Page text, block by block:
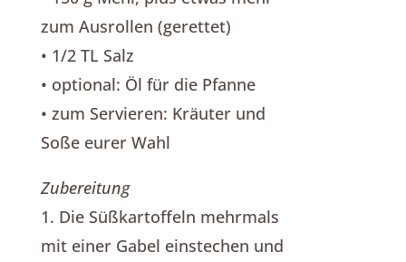
zum Ausrollen (gerettet)
• 1/2 TL Salz
• optional: Öl für die Pfanne
• zum Servieren: Kräuter und
Soße eurer Wahl
Zubereitung
1. Die Süßkartoffeln mehrmals
mit einer Gabel einstechen und